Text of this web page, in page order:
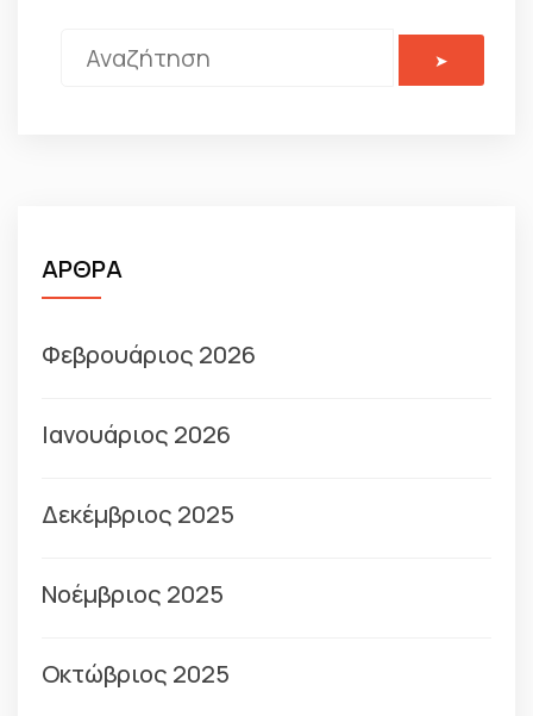
ΑΡΘΡΑ
Φεβρουάριος 2026
Ιανουάριος 2026
Δεκέμβριος 2025
Νοέμβριος 2025
Οκτώβριος 2025